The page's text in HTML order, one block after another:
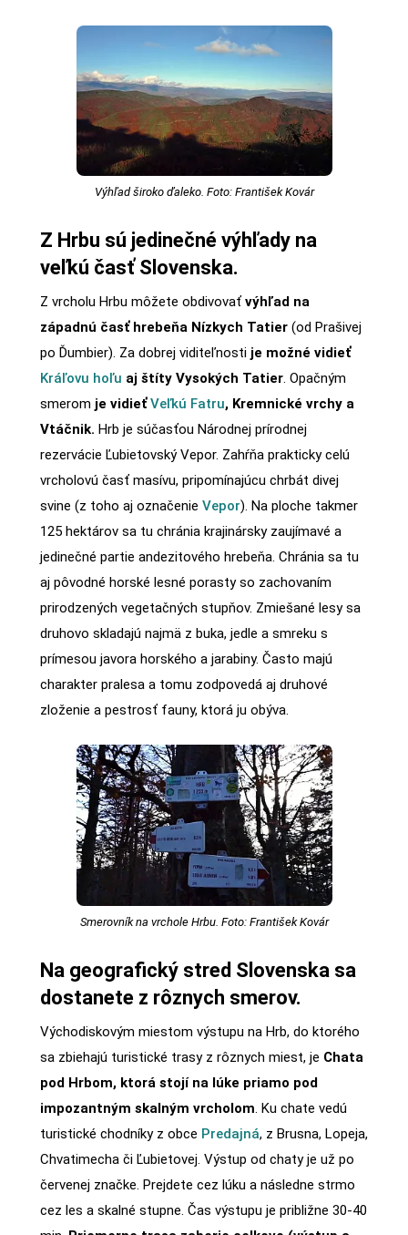
Výhľad široko ďaleko. Foto: František Kovár
Z Hrbu sú jedinečné výhľady na
veľkú časť Slovenska.
Z vrcholu Hrbu môžete obdivovať výhľad na
západnú časť hrebeňa Nízkych Tatier(od Prašivej
po Ďumbier). Za dobrej viditeľnosti je možné vidieť
Kráľovu hoľu aj štíty Vysokých Tatier. Opačným
smerom je vidieťVeľkú Fatru, Kremnické vrchy a
Vtáčnik. Hrb je súčasťou Národnej prírodnej
rezervácie Ľubietovský Vepor. Zahŕňa prakticky celú
vrcholovú časť masívu, pripomínajúcu chrbát divej
svine (z toho aj označenie Vepor). Na ploche takmer
125 hektárov sa tu chránia krajinársky zaujímavé a
jedinečné partie andezitového hrebeňa. Chránia sa tu
aj pôvodné horské lesné porasty so zachovaním
prirodzených vegetačných stupňov. Zmiešané lesy sa
druhovo skladajú najmä z buka, jedle a smreku s
prímesou javora horského a jarabiny. Často majú
charakter pralesa a tomu zodpovedá aj druhové
zloženie a pestrosť fauny, ktorá ju obýva.
Smerovník na vrchole Hrbu. Foto: František Kovár
Na geografický stred Slovenska sa
dostanete z rôznych smerov.
Východiskovým miestom výstupu na Hrb, do ktorého
sa zbiehajú turistické trasy z rôznych miest, je Chata
pod Hrbom, ktorá stojí na lúke priamo pod
impozantným skalným vrcholom. Ku chate vedú
turistické chodníky z obce Predajná, z Brusna, Lopeja,
Chvatimecha či Ľubietovej. Výstup od chaty je už po
červenej značke. Prejdete cez lúku a následne strmo
cez les a skalné stupne. Čas výstupu je približne 30-40